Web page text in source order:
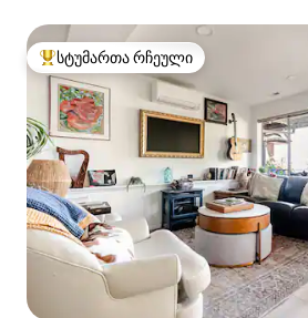
სტუმართა რჩეული მოწინავე ვარიანტი
სტუმართა რჩეული